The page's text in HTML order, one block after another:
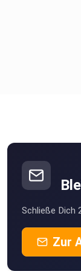
Homepage
Welche
Schließe Dich
Zur